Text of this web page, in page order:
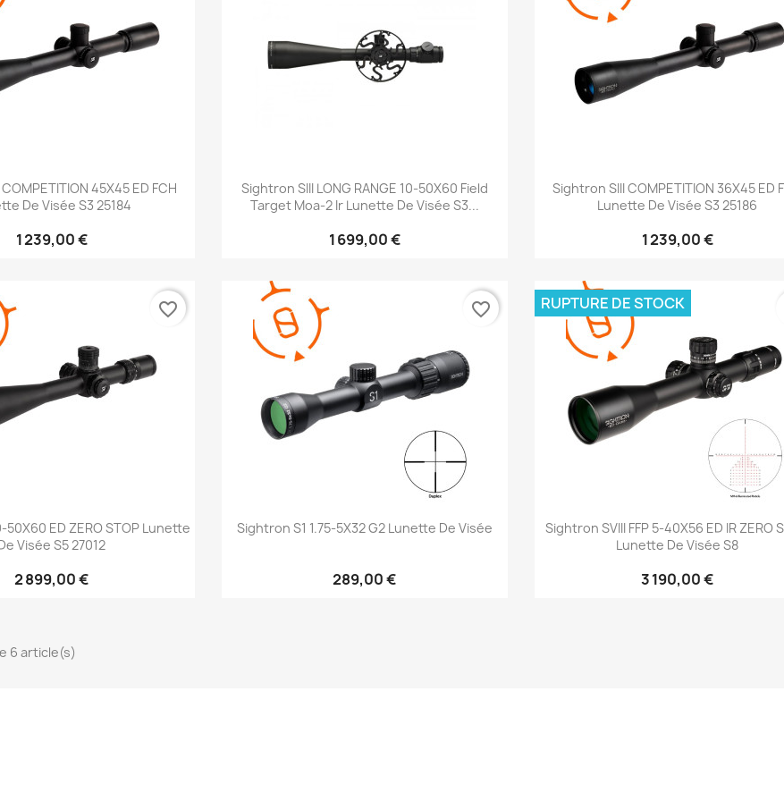
Aperçu rapide45X45 ED FCH
De Visée S3 25184
1 239,00 €
Aperçu rapide
Sightron SIII LONG RANGE 10-50X60 Field
Target Moa-2 Ir Lunette De Visée S3...
1 699,00 €
Aperçu rapide
Sightron SIII COMPETITION 36X45 ED
Lunette De Visée S3 25186
1 239,00 €
Aperçu rapide
50X60 ED ZERO STOP Lunette
Visée S5 27012
2 899,00 €
favorite_border
Aperçu rapide
Sightron S1 1.75-5X32 G2 Lunette De Visée
289,00 €
favorite_border
Aperçu rapide
Sightron SVIII FFP 5-40X56 ED IR ZERO
Lunette De Visée S8
3 190,00 €
RUPTURE DE STOCK
6 article(s)